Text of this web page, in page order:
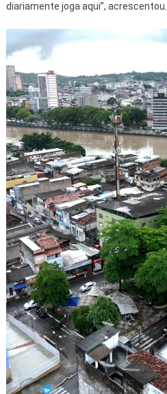
diariamente joga aqui”, acrescentou.